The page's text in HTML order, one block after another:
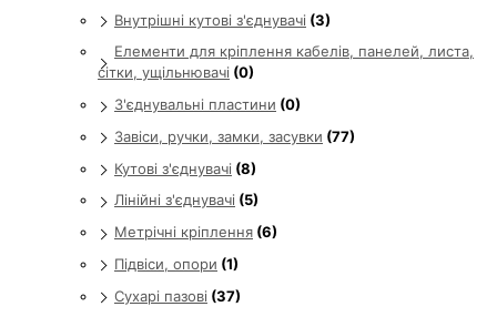
Внутрішні кутові з'єднувачі (3)
Елементи для кріплення кабелів, панелей, листа,
сітки, ущільнювачі (0)
З'єднувальні пластини (0)
Завіси, ручки, замки, засувки (77)
Кутові з'єднувачі (8)
Лінійні з'єднувачі (5)
Метрічні кріплення (6)
Підвіси, опори (1)
Сухарі пазові (37)